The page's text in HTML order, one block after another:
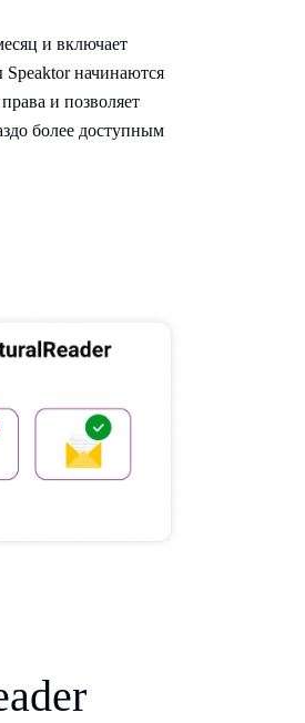
и включает
начинаются
и позволяет
более доступным